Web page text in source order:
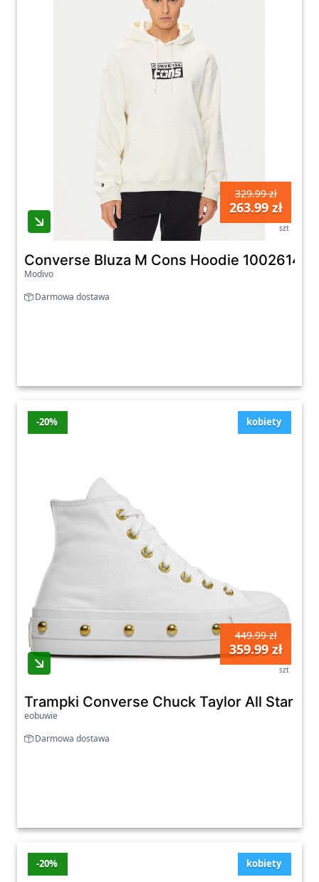
329.99 zł
263.99 zł
szt
Converse Bluza M Cons Hoodie
Modivo
Darmowa dostawa
kobiety
-20%
449.99 zł
359.99 zł
szt
Trampki Converse Chuck Taylor All Star
eobuwie
Darmowa dostawa
kobiety
-20%